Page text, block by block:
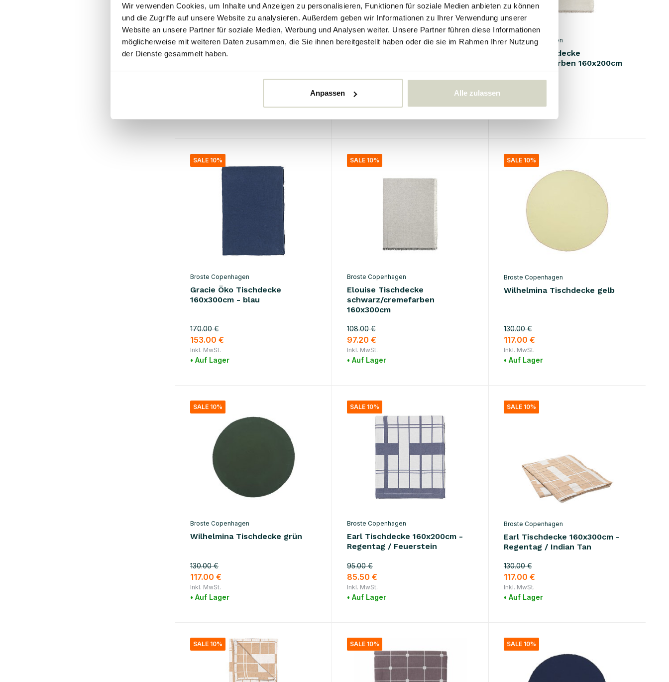
Wir verwenden Cookies, um Inhalte und Anzeigen zu personalisieren, Funktionen für soziale Medien anbieten zu können
und die Zugriffe auf unsere Website zu analysieren. Außerdem geben wir Informationen zu Ihrer Verwendung unserer
Website an unsere Partner für soziale Medien, Werbung und Analysen weiter. Unsere Partner führen diese Informationen
möglicherweise mit weiteren Daten zusammen, die Sie ihnen bereitgestellt haben oder die sie im Rahmen Ihrer Nutzung
der Dienste gesammelt haben.
Anpassen Alle zulassen
Broste Copenhagen
Earl Tischdecke 160x300cm -
Broste Copenhagen
108.00 €
97.20 €
Broste Copenhagen
Elouise Tischdecke
grau/cremefarben 160x200cm
76.00 €
SALE 10%
Broste Copenhagen
Gracie Öko Tischdecke
160x300cm - blau
170.00 €
153.00 €
Inkl. MwSt.
• Auf Lager
SALE 10%
Broste Copenhagen
Elouise Tischdecke
schwarz/cremefarben
160x300cm
108.00 €
97.20 €
Inkl. MwSt.
• Auf Lager
SALE 10%
Broste Copenhagen
Wilhelmina Tischdecke gelb
130.00 €
117.00 €
Inkl. MwSt.
• Auf Lager
SALE 10%
Broste Copenhagen
Wilhelmina Tischdecke grün
130.00 €
117.00 €
Inkl. MwSt.
• Auf Lager
SALE 10%
Broste Copenhagen
Earl Tischdecke 160x200cm -
Regentag / Feuerstein
95.00 €
85.50 €
Inkl. MwSt.
• Auf Lager
SALE 10%
Broste Copenhagen
Earl Tischdecke 160x300cm -
Regentag / Indian Tan
130.00 €
117.00 €
Inkl. MwSt.
• Auf Lager
SALE 10% SALE 10% SALE 10%